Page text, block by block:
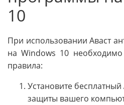
10
При использовании Аваст
на Windows 10
правила:
Установите бесплатный
защиты вашего